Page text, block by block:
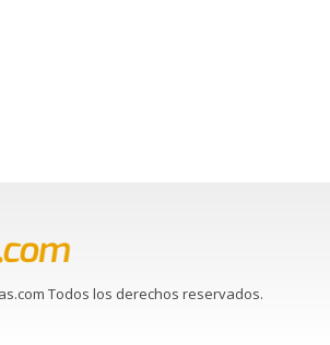
Todos los derechos reservados.